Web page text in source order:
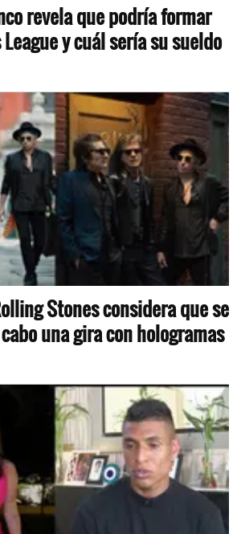
revela que podría formar
y cuál sería su sueldo
Stones considera que se
una gira con hologramas